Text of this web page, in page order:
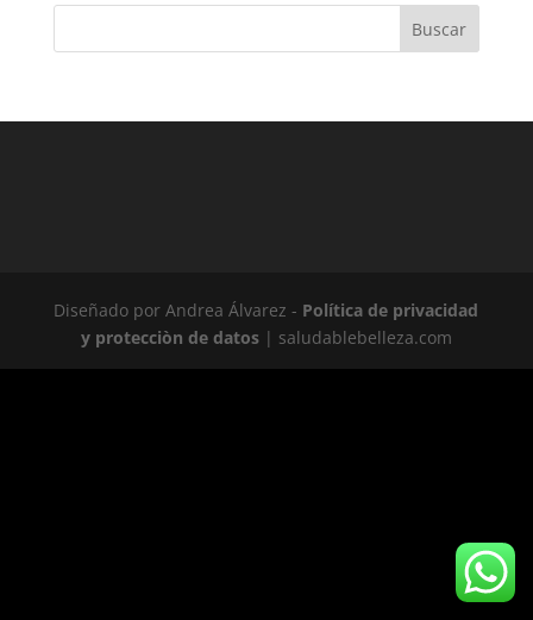
Buscar
Diseñado por Andrea Álvarez - Política de privacidad
y protecciòn de datos| saludablebelleza.com